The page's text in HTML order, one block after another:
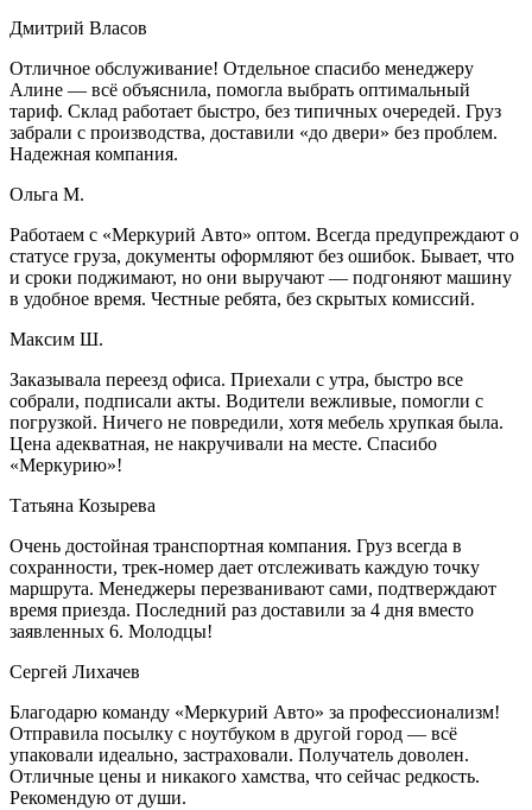
Дмитрий Власов
Отличное обслуживание! Отдельное спасибо менеджеру
Алине — всё объяснила, помогла выбрать оптимальный
тариф. Склад работает быстро, без типичных очередей. Груз
забрали с производства, доставили «до двери» без проблем.
Надежная компания.
Ольга М.
Работаем с «Меркурий Авто» оптом. Всегда предупреждают о
статусе груза, документы оформляют без ошибок. Бывает, что
и сроки поджимают, но они выручают — подгоняют машину
в удобное время. Честные ребята, без скрытых комиссий.
Максим Ш.
Заказывала переезд офиса. Приехали с утра, быстро все
собрали, подписали акты. Водители вежливые, помогли с
погрузкой. Ничего не повредили, хотя мебель хрупкая была.
Цена адекватная, не накручивали на месте. Спасибо
«Меркурию»!
Татьяна Козырева
Очень достойная транспортная компания. Груз всегда в
сохранности, трек-номер дает отслеживать каждую точку
маршрута. Менеджеры перезванивают сами, подтверждают
время приезда. Последний раз доставили за 4 дня вместо
заявленных 6. Молодцы!
Сергей Лихачев
Благодарю команду «Меркурий Авто» за профессионализм!
Отправила посылку с ноутбуком в другой город — всё
упаковали идеально, застраховали. Получатель доволен.
Отличные цены и никакого хамства, что сейчас редкость.
Рекомендую от души.